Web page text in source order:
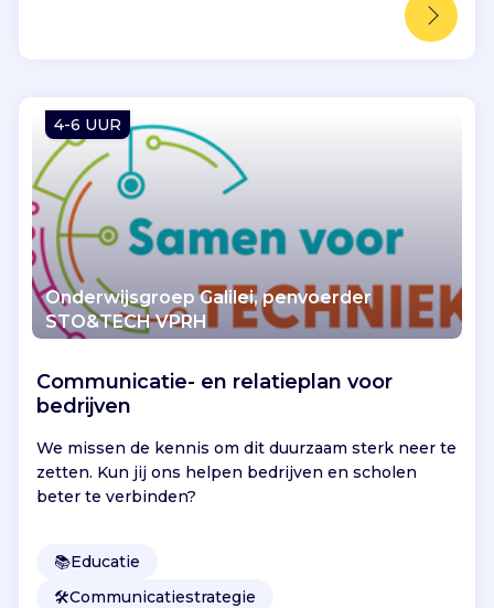
4-6 UUR
Onderwijsgroep Galilei, penvoerder
STO&TECH VPRH
Communicatie- en relatieplan voor
bedrijven
We missen de kennis om dit duurzaam sterk neer te
zetten. Kun jij ons helpen bedrijven en scholen
beter te verbinden?
📚Educatie
🛠️Communicatiestrategie